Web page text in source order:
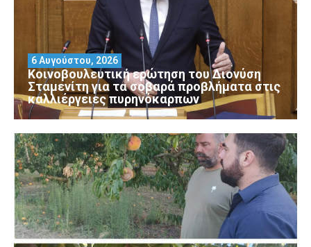
Κοινοβουλευτική ερώτηση του Διονύση
Σταμενίτη για τα σοβαρά προβλήματα στις
καλλιέργειες πυρηνόκαρπων
6 Αυγούστου, 2026